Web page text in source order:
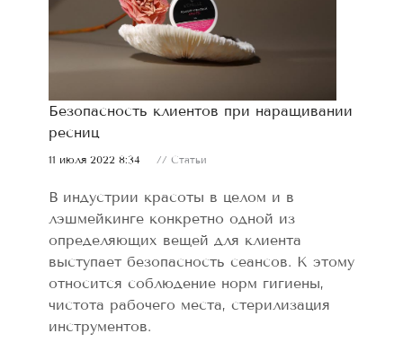
Безопасность клиентов при наращивании
ресниц
11 июля 2022 8:34 // Статьи
В индустрии красоты в целом и в
лэшмейкинге конкретно одной из
определяющих вещей для клиента
выступает безопасность сеансов. К этому
относится соблюдение норм гигиены,
чистота рабочего места, стерилизация
инструментов.